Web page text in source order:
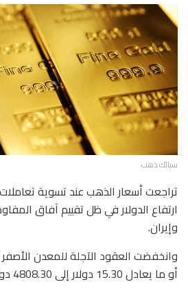
سبائك ذهب
تراجعت أسعار الذهب عند تسوية
ارتفاع الدولار في ظل تقييم آفاق
وإيران.
أو ما يعادل 15.30 دولار إلى 4808.30 دولار للأوقية.